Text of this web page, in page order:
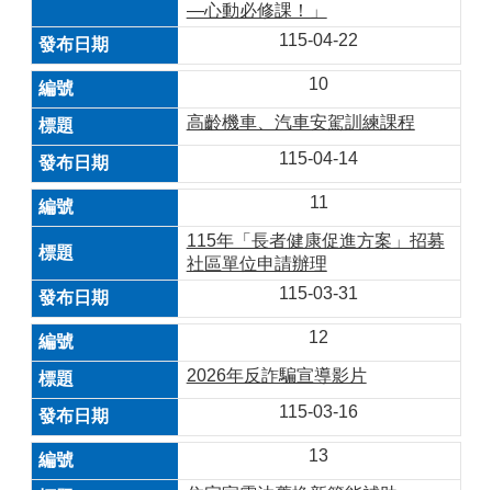
—心動必修課！」
115-04-22
10
高齡機車、汽車安駕訓練課程
115-04-14
11
115年「長者健康促進方案」招募
社區單位申請辦理
115-03-31
12
2026年反詐騙宣導影片
115-03-16
13